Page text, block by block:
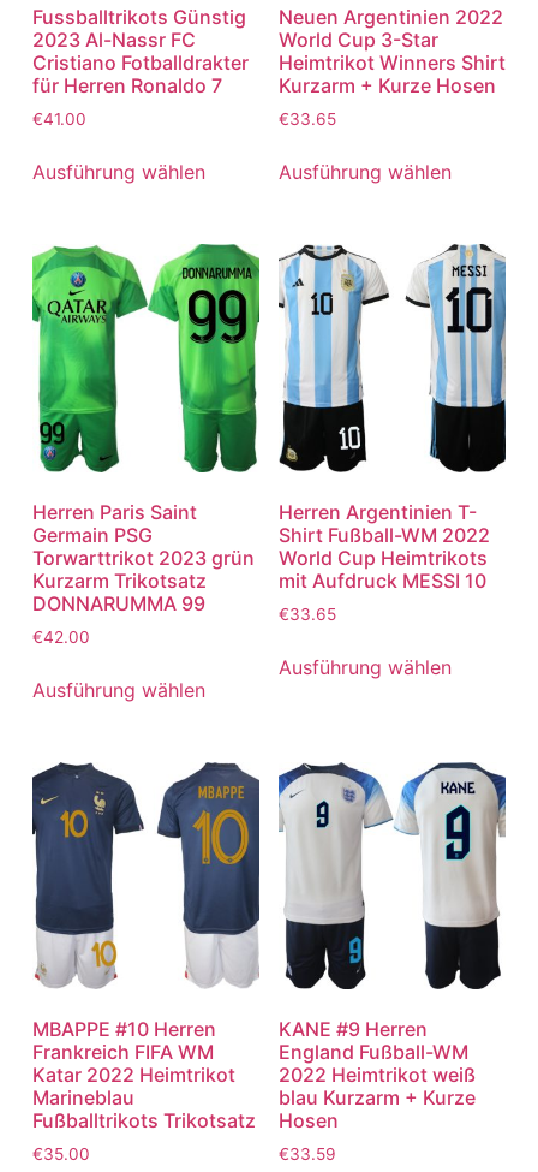
Fussballtrikots Günstig
2023 Al-Nassr FC
Cristiano Fotballdrakter
für Herren Ronaldo 7
€41.00
Ausführung wählen
Neuen Argentinien 2022
World Cup 3-Star
Heimtrikot Winners Shirt
Kurzarm + Kurze Hosen
€33.65
Ausführung wählen
Herren Paris Saint
Germain PSG
Torwarttrikot 2023 grün
Kurzarm Trikotsatz
DONNARUMMA 99
€42.00
Ausführung wählen
Herren Argentinien T-
Shirt Fußball-WM 2022
World Cup Heimtrikots
mit Aufdruck MESSI 10
€33.65
Ausführung wählen
MBAPPE #10 Herren
Frankreich FIFA WM
Katar 2022 Heimtrikot
Marineblau
Fußballtrikots Trikotsatz
€35.00
KANE #9 Herren
England Fußball-WM
2022 Heimtrikot weiß
blau Kurzarm + Kurze
Hosen
€33.59